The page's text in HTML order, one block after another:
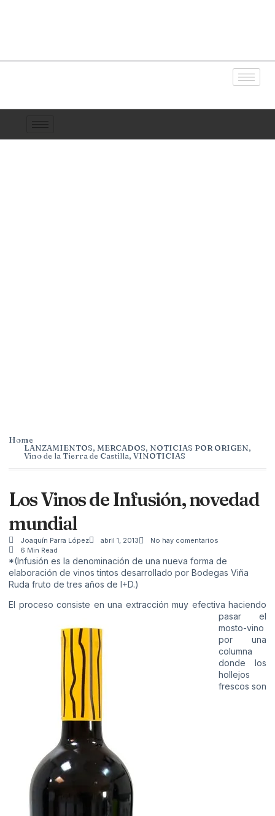
Home
LANZAMIENTOS, MERCADOS, NOTICIAS POR ORIGEN,
Vino de la Tierra de Castilla, VINOTICIAS
Los Vinos de Infusión, novedad
mundial
Joaquín Parra López abril 1, 2013
No hay comentarios
6 Min Read
*(Infusión es la denominación de una nueva forma de
elaboración de vinos tintos desarrollado por Bodegas Viña
Ruda fruto de tres años de I+D.)
El proceso consiste en una extracción muy efectiva haciendo
pasar el
mosto-vino
por una
columna
donde los
hollejos
frescos son